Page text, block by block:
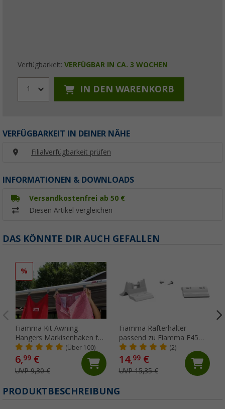
Verfügbarkeit: VERFÜGBAR IN CA. 3 WOCHEN
1 IN DEN WARENKORB
VERFÜGBARKEIT IN DEINER NÄHE
Filialverfügbarkeit prüfen
INFORMATIONEN & DOWNLOADS
Versandkostenfrei ab 50 €
Diesen Artikel vergleichen
DAS KÖNNTE DIR AUCH GEFALLEN
%
Fiamma Kit Awning
Hangers Markisenhaken für
die Kederschiene(Über 100)
6,99 €
UVP 9,30 €
Fiamma Rafterhalter
passend zu Fiamma F45
S/L / ZIP
(2)
14,99€
UVP 15,35 €
PRODUKTBESCHREIBUNG